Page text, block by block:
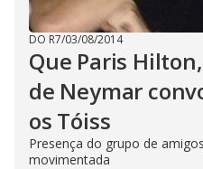
DO R7/03/08/2014
Que Paris
de Neymar
os Tóiss
Presença do grupo de
movimentada